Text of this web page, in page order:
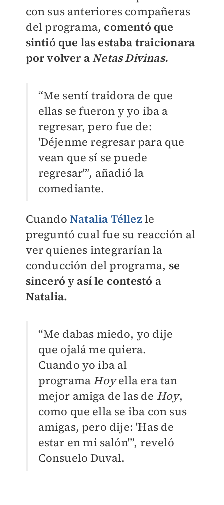
con sus anteriores compañeras
del programa, comentó que
sintió que las estaba traicionara
por volver aNetas Divinas.
“Me sentí traidora de que
ellas se fueron y yo iba a
regresar, pero fue de:
'Déjenme regresar para que
vean que sí se puede
regresar'”, añadió la
comediante.
Cuando Natalia Téllezle
preguntó cual fue su reacción al
ver quienes integrarían la
conducción del programa, se
sinceró y así le contestó a
Natalia.
“Me dabas miedo, yo dije
que ojalá me quiera.
Cuando yo iba al
programa Hoyella era tan
mejor amiga de las de Hoy,
como que ella se iba con sus
amigas, pero dije: 'Has de
estar en mi salón'”, reveló
Consuelo Duval.